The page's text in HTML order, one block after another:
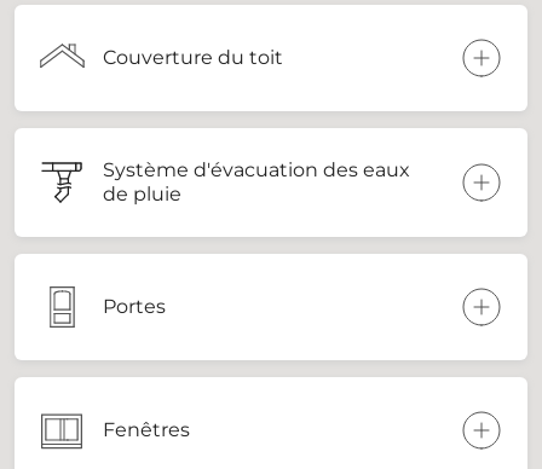
Couverture du toit
Système d'évacuation des eaux
de pluie
Portes
Fenêtres